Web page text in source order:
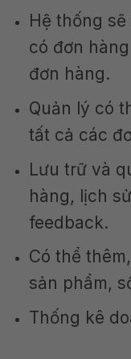
Hệ thống
có đơn
đơn hàng.
Quản lý có
tất cả các
Lưu trữ và
hàng, lịch
feedback.
Có thể
sản phẩm,
Thống kê